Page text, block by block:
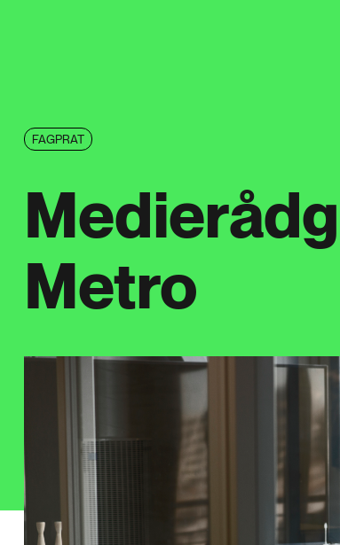
FAGPRAT
Metro